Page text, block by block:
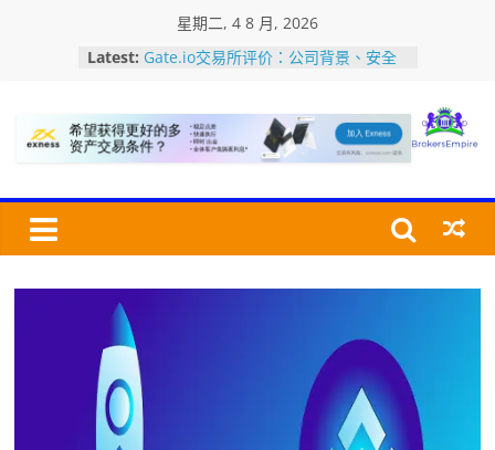
星期二, 4 8 月, 2026
Latest: Gate.io交易所评价：公司背景、安全
美国MSB牌照是什么？如何查询MSB
牌照？认识加密货币监管牌照
加密货币交易所的深度是指什么？深度
交
易
帝
国